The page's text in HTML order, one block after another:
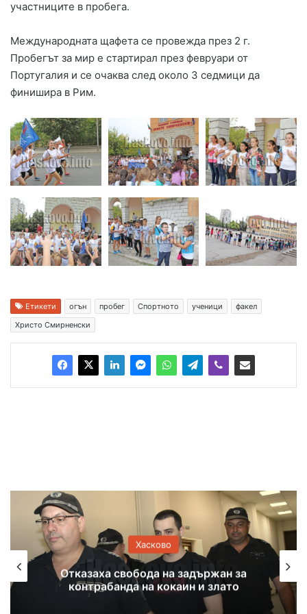
участниците в пробега.
Международната щафета се провежда през 2 г.
Пробегът за мир е стартирал през февруари от
Португалия и се очаква след около 3 седмици да
финишира в Рим.
Етикети огън пробег Спортното ученици
факел
Христо Смирненски
Хасково
Оранжев код за жеги и екстремен
риск от пожари в Хасковска област